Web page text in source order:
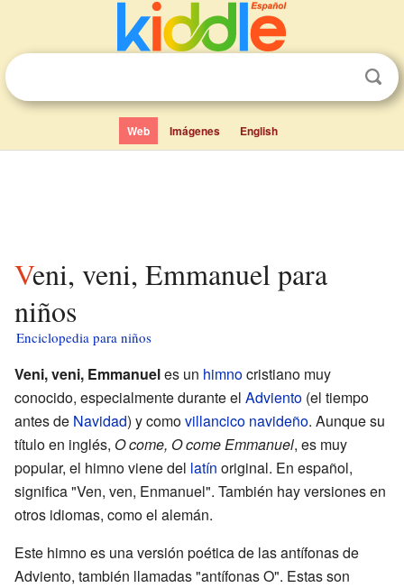
Web Imágenes English
Veni, veni, Emmanuel para
niños
Enciclopedia para niños
Veni, veni, Emmanueles un himnocristiano muy
conocido, especialmente durante el Adviento (el tiempo
antes de Navidad) y comovillancico navideño. Aunque su
título en inglés, O come, O come Emmanuel, es muy
popular, el himno viene del latín original. En español,
significa "Ven, ven, Enmanuel". También hay versiones en
otros idiomas, como el alemán.
Este himno es una versión poética de las antífonas de
Adviento, también llamadas "antífonas O". Estas son